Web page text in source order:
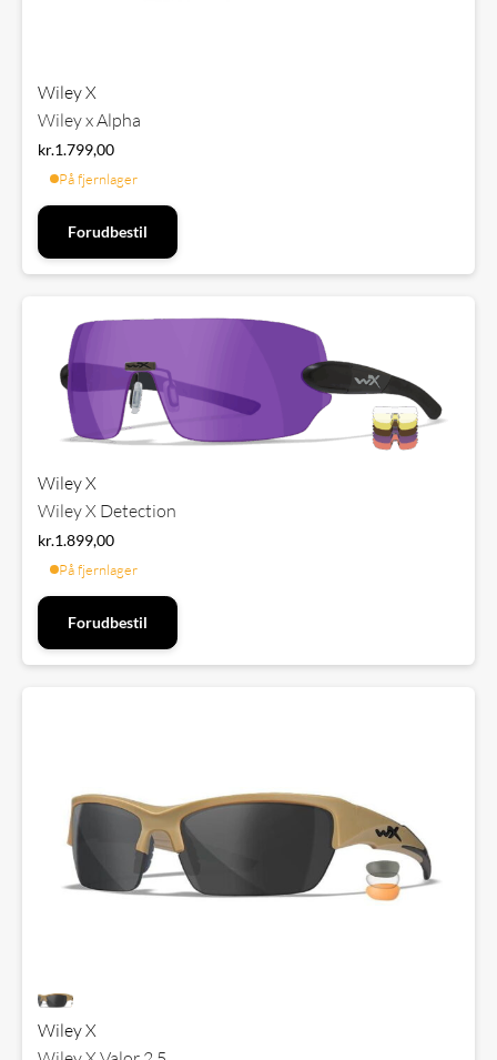
Wiley X
Wiley x Alpha
kr.1.799,00
På fjernlager
Forudbestil
Wiley X
Wiley X Detection
kr.1.899,00
På fjernlager
Forudbestil
Wiley X